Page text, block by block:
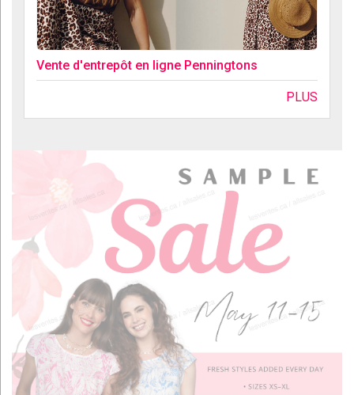
Vente d'entrepôt en ligne Penningtons
PLUS